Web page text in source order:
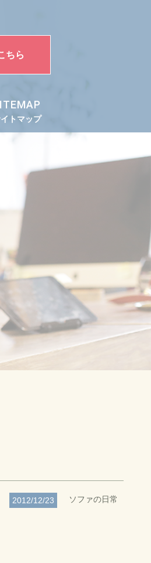
ちら
トマップ
2012/12/23 ソファの日常